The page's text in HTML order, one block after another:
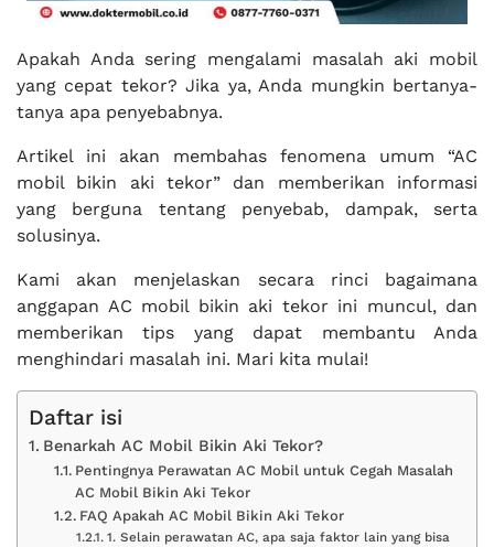
Apakah Anda sering mengalami masalah aki mobil
yang cepat tekor? Jika ya, Anda mungkin bertanya-
tanya apa penyebabnya.
Artikel ini akan membahas fenomena umum “AC
mobil bikin aki tekor” dan memberikan informasi
yang berguna tentang penyebab, dampak, serta
solusinya.
Kami akan menjelaskan secara rinci bagaimana
anggapan AC mobil bikin aki tekor ini muncul, dan
memberikan tips yang dapat membantu Anda
menghindari masalah ini. Mari kita mulai!
Daftar isi
Benarkah AC Mobil Bikin Aki Tekor?
Pentingnya Perawatan AC Mobil untuk Cegah Masalah
AC Mobil Bikin Aki Tekor
FAQ Apakah AC Mobil Bikin Aki Tekor
1. Selain perawatan AC, apa saja faktor lain yang bisa